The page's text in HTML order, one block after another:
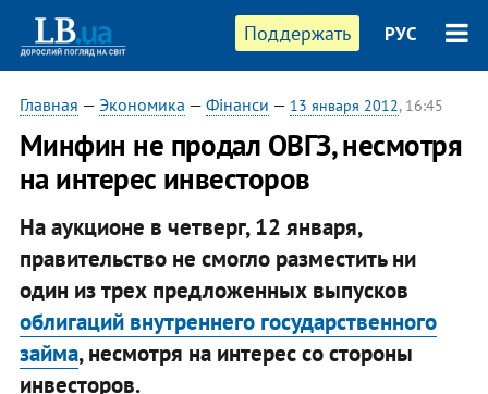
Поддержать РУС
Главная — Экономика — Фінанси — 13 января 2012, 16:45
Минфин не продал ОВГЗ, несмотря
на интерес инвесторов
На аукционе в четверг, 12 января,
правительство не смогло разместить ни
один из трех предложенных выпусков
облигаций внутреннего государственного
займа, несмотря на интерес со стороны
инвесторов.